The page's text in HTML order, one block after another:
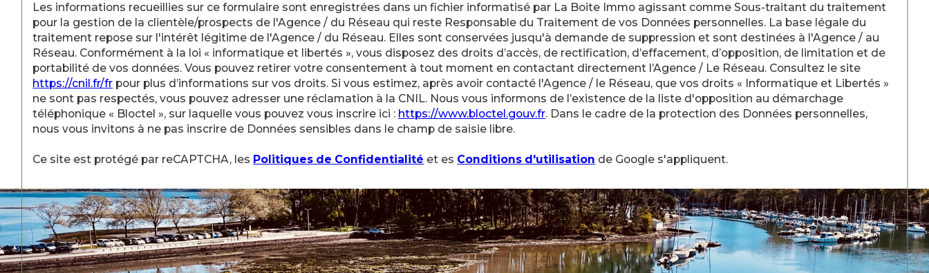
Les informations recueillies sur ce formulaire sont enregistrées dans un fichier informatisé par La Boite Immo agissant comme Sous-traitant du traitement
pour la gestion de la clientèle/prospects de l'Agence / du Réseau qui reste Responsable du Traitement de vos Données personnelles. La base légale du
traitement repose sur l'intérêt légitime de l'Agence / du Réseau. Elles sont conservées jusqu'à demande de suppression et sont destinées à l'Agence / au
Réseau. Conformément à la loi « informatique et libertés », vous disposez des droits d’accès, de rectification, d’effacement, d’opposition, de limitation et de
portabilité de vos données. Vous pouvez retirer votre consentement à tout moment en contactant directement l’Agence / Le Réseau. Consultez le site
https://cnil.fr/fr pour plus d’informations sur vos droits. Si vous estimez, après avoir contacté l'Agence / le Réseau, que vos droits « Informatique et Libertés »
ne sont pas respectés, vous pouvez adresser une réclamation à la CNIL. Nous vous informons de l’existence de la liste d'opposition au démarchage
téléphonique « Bloctel », sur laquelle vous pouvez vous inscrire ici : https://www.bloctel.gouv.fr. Dans le cadre de la protection des Données personnelles,
nous vous invitons à ne pas inscrire de Données sensibles dans le champ de saisie libre.
Ce site est protégé par reCAPTCHA, les Politiques de Confidentialité et es Conditions d'utilisation de Google s'appliquent.